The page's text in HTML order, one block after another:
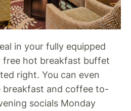
in your fully equipped
free hot breakfast buffet
right. You can even
breakfast and coffee to-
socials Monday